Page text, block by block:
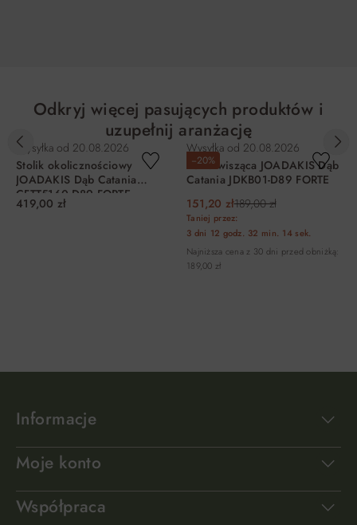
Odkryj więcej pasujących produktów i
uzupełnij aranżację
Wysyłka od 20.08.2026
Stolik okolicznościowy
JOADAKIS Dąb Catania
CFTT5160-D89 FORTE
419,00 zł
−20%
Wysyłka od 20.08.2026
Półka wisząca JOADAKIS Dąb
Catania JDKB01-D89 FORTE
151,20 zł189,00 zł
Taniej przez:
3 dni 12 godz. 32 min. 14 sek.
Najniższa cena z 30 dni przed obniżką:
189,00 zł
Informacje
Moje konto
Współpraca